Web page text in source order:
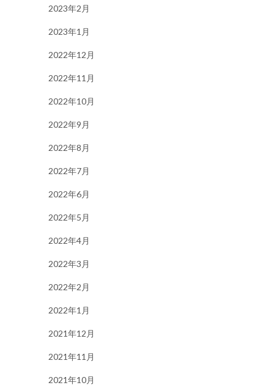
2023年2月
2023年1月
2022年12月
2022年11月
2022年10月
2022年9月
2022年8月
2022年7月
2022年6月
2022年5月
2022年4月
2022年3月
2022年2月
2022年1月
2021年12月
2021年11月
2021年10月